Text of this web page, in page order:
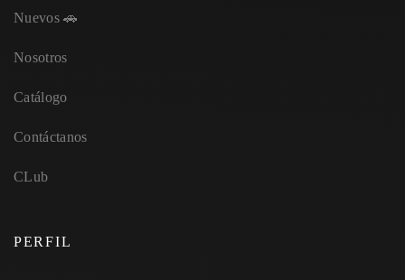
Nuevos 🚗
Nosotros
Catálogo
Contáctanos
CLub
PERFIL